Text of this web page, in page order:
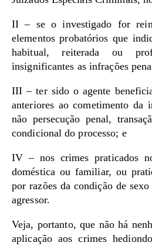
II – se o investigado for
elementos probatórios que
habitual, reiterada ou
insignificantes as infrações
III – ter sido o agente
anteriores ao cometimento da
não persecução penal,
condicional do processo; e
IV – nos crimes praticados
doméstica ou familiar, ou
por razões da condição de
agressor.
Veja, portanto, que não há
aplicação aos crimes